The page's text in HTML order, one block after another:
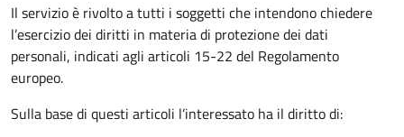
Il servizio è rivolto a tutti i soggetti che intendono chiedere
l’esercizio dei diritti in materia di protezione dei dati
personali, indicati agli articoli 15-22 del Regolamento
europeo.
Sulla base di questi articoli l’interessato ha il diritto di: